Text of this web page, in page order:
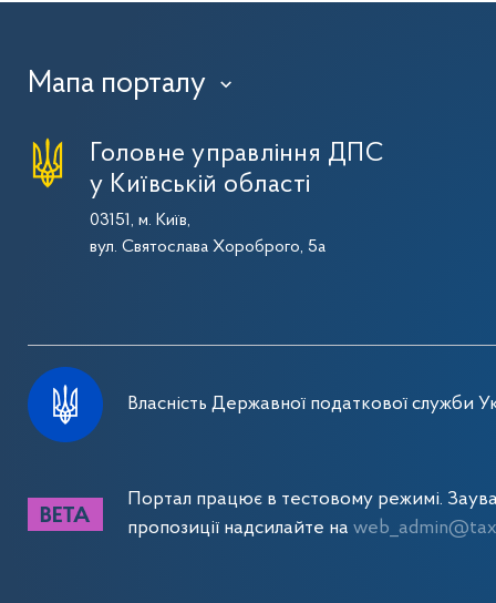
Мапа порталу ›
Головне управління ДПС
у Київській області
03151, м. Київ,
вул. Святослава Хороброго, 5а
Власність Державної податкової служби
Портал працює в тестовому режимі.
пропозиції надсилайте на